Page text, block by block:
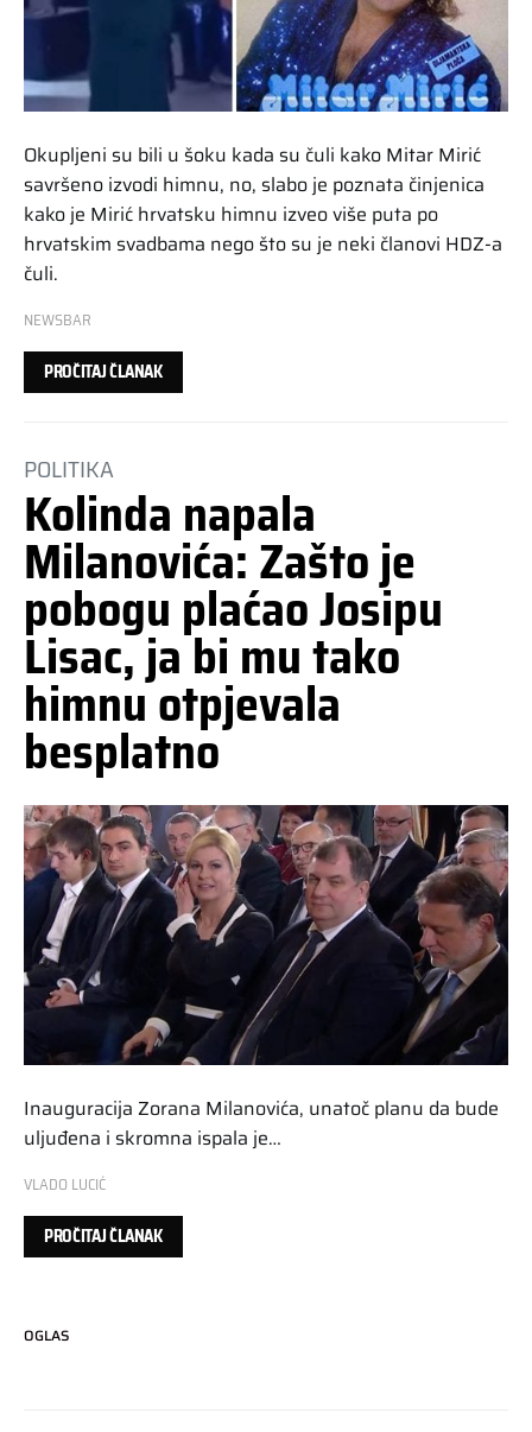
Okupljeni su bili u šoku kada su čuli kako Mitar Mirić
savršeno izvodi himnu, no, slabo je poznata činjenica
kako je Mirić hrvatsku himnu izveo više puta po
hrvatskim svadbama nego što su je neki članovi HDZ-a
čuli.
NEWSBAR
PROČITAJ ČLANAK
POLITIKA
Kolinda napala
Milanovića: Zašto je
pobogu plaćao Josipu
Lisac, ja bi mu tako
himnu otpjevala
besplatno
Inauguracija Zorana Milanovića, unatoč planu da bude
uljuđena i skromna ispala je…
VLADO LUCIĆ
PROČITAJ ČLANAK
OGLAS